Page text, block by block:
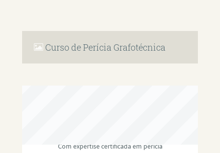
Curso de Perícia Grafotécnica
Com expertise certificada em perícia